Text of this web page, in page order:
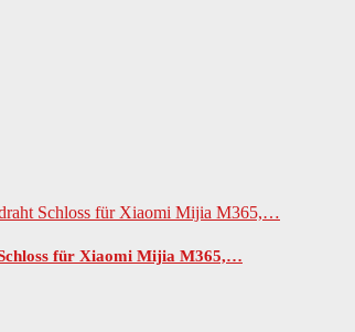
Schloss für Xiaomi Mijia M365,…